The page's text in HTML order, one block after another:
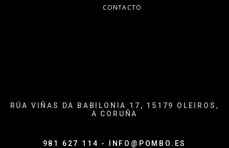
CONTACTO
RÚA VIÑAS DA BABILONIA 17, 15179 OLEIROS,
A CORUÑA
981 627 114 - INFO@POMBO.ES